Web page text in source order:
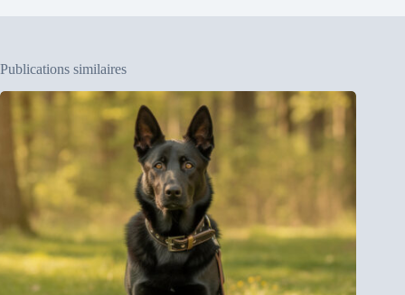
Publications similaires